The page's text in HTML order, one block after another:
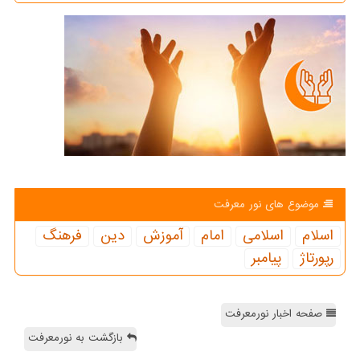
موضوع های نور معرفت
اسلام اسلامی امام آموزش دین
فرهنگ
رپورتاژ
پیامبر
صفحه اخبار نورمعرفت
بازگشت به نورمعرفت